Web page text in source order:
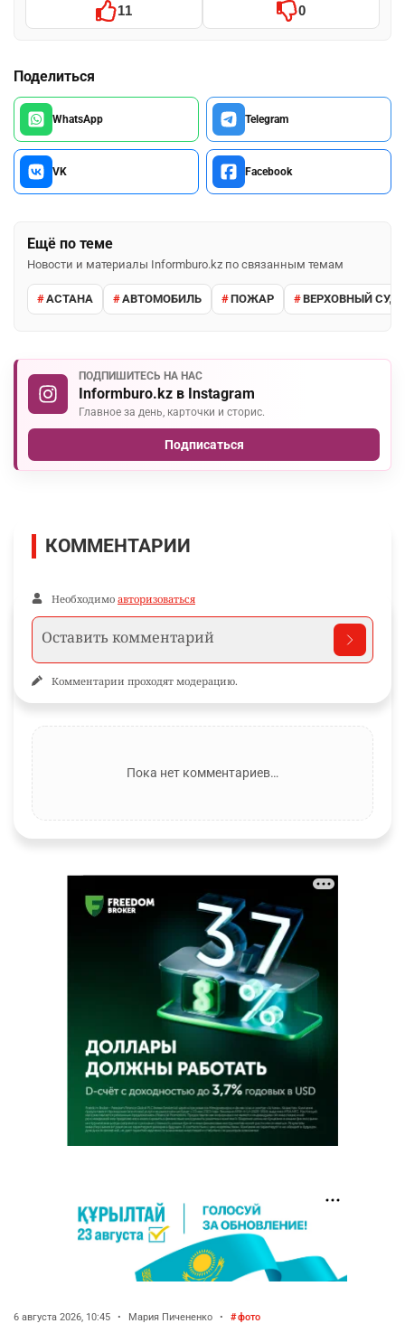
11 0
Поделиться
WhatsApp Telegram
VK Facebook
Ещё по теме
Новости и материалы Informburo.kz по связанным темам
АСТАНА АВТОМОБИЛЬ ПОЖАР ВЕРХОВНЫЙ СУД
ПОДПИШИТЕСЬ НА НАС
Informburo.kz в Instagram
Главное за день, карточки и сторис.
Подписаться
КОММЕНТАРИИ
Необходимо авторизоваться
Комментарии проходят модерацию.
Пока нет комментариев…
6 августа 2026, 10:45 • Мария Пичененко • фото